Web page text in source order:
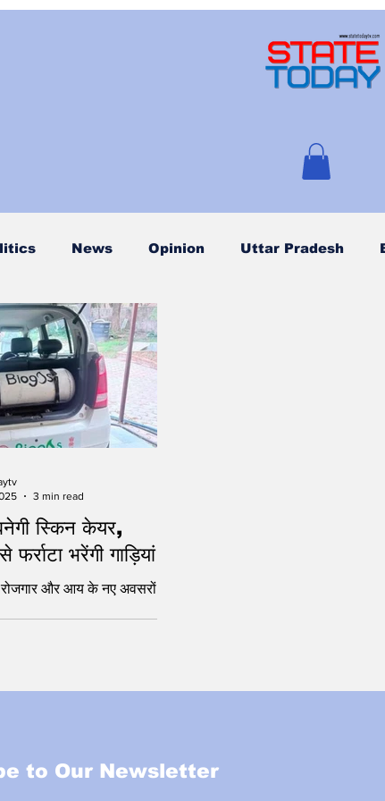
News Opinion Uttar Pradesh
स्किन केयर,
भरेंगी गाड़ियां
रोजगार और आय के नए अवसरों की
3 min read
to Our Newsletter